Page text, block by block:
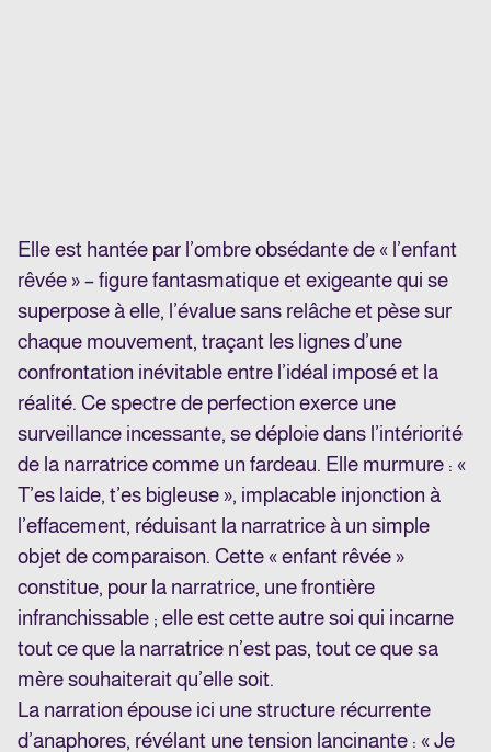
Elle est hantée par l’ombre obsédante de « l’enfant
rêvée » – figure fantasmatique et exigeante qui se
superpose à elle, l’évalue sans relâche et pèse sur
chaque mouvement, traçant les lignes d’une
confrontation inévitable entre l’idéal imposé et la
réalité. Ce spectre de perfection exerce une
surveillance incessante, se déploie dans l’intériorité
de la narratrice comme un fardeau. Elle murmure : «
T’es laide, t’es bigleuse », implacable injonction à
l’effacement, réduisant la narratrice à un simple
objet de comparaison. Cette « enfant rêvée »
constitue, pour la narratrice, une frontière
infranchissable ; elle est cette autre soi qui incarne
tout ce que la narratrice n’est pas, tout ce que sa
mère souhaiterait qu’elle soit.
La narration épouse ici une structure récurrente
d’anaphores, révélant une tension lancinante : « Je